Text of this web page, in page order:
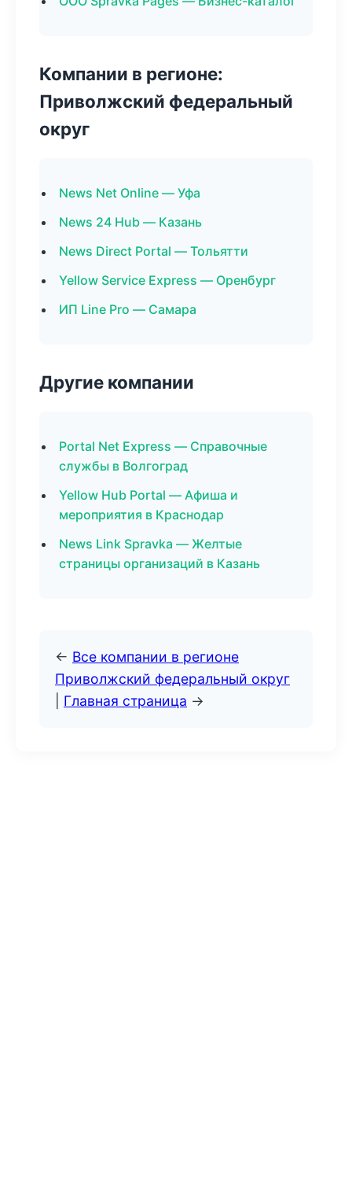
Компании в регионе:
Приволжский федеральный
округ
News Net Online — Уфа
News 24 Hub — Казань
News Direct Portal — Тольятти
Yellow Service Express — Оренбург
ИП Line Pro — Самара
Другие компании
Portal Net Express — Справочные
службы в Волгоград
Yellow Hub Portal — Афиша и
мероприятия в Краснодар
News Link Spravka — Желтые
страницы организаций в Казань
← Все компании в регионе
Приволжский федеральный округ
Главная страница →